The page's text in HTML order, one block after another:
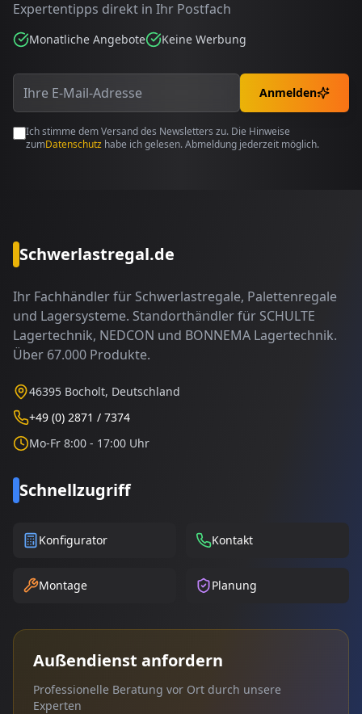
Expertentipps direkt in Ihr Postfach
Monatliche Angebote Keine Werbung
Anmelden
Ich stimme dem Versand des Newsletters zu. Die Hinweise
zumDatenschutz habe ich gelesen. Abmeldung jederzeit möglich.
Schwerlastregal.de
Ihr Fachhändler für Schwerlastregale, Palettenregale
und Lagersysteme. Standorthändler für SCHULTE
Lagertechnik, NEDCON und BONNEMA Lagertechnik.
Über 67.000 Produkte.
46395 Bocholt, Deutschland
+49 (0) 2871 / 7374
Mo-Fr 8:00 - 17:00 Uhr
Schnellzugriff
Konfigurator Kontakt
Montage Planung
Außendienst anfordern
Professionelle Beratung vor Ort durch unsere
Experten